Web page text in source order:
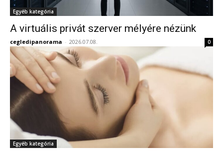
Egyéb kategória
A virtuális privát szerver mélyére nézünk
cegledipanorama - 2026.07.08. 0
Egyéb kategória